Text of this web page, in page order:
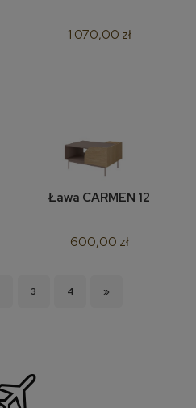
1 070,00 zł
Ława CARMEN 12
600,00 zł
3 4 »